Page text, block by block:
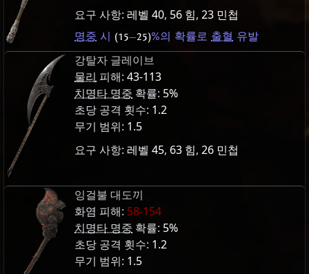
요구 사항: 레벨 40, 56 힘, 23 민첩
명중 시 (15—25)%의 확률로 출혈 유발
강탈자 글레이브
물리 피해: 43-113
치명타 명중 확률: 5%
초당 공격 횟수: 1.2
무기 범위: 1.5
요구 사항: 레벨 45, 63 힘, 26 민첩
잉걸불 대도끼
화염 피해: 58-154
치명타 명중 확률: 5%
초당 공격 횟수: 1.2
무기 범위: 1.5